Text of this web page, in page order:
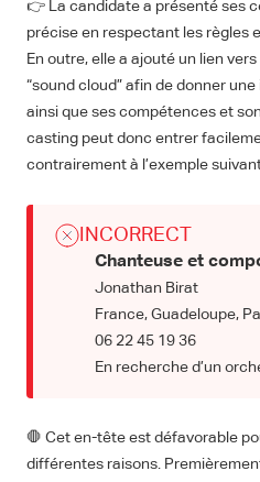
👉 La candidate a présenté ses
précise en respectant les règles
En outre, elle a ajouté un lien
“sound cloud” afin de donner
ainsi que ses compétences et
casting peut donc entrer
contrairement à l’exemple
INCORRECT
Chanteuse et
Jonathan Birat
France, Guadeloupe,
06 22 45 19 36
En recherche d’un
🛑 Cet en-tête est défavorable
différentes raisons.